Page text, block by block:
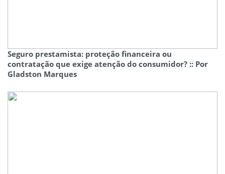
Seguro prestamista: proteção financeira ou
contratação que exige atenção do consumidor? :: Por
Gladston Marques